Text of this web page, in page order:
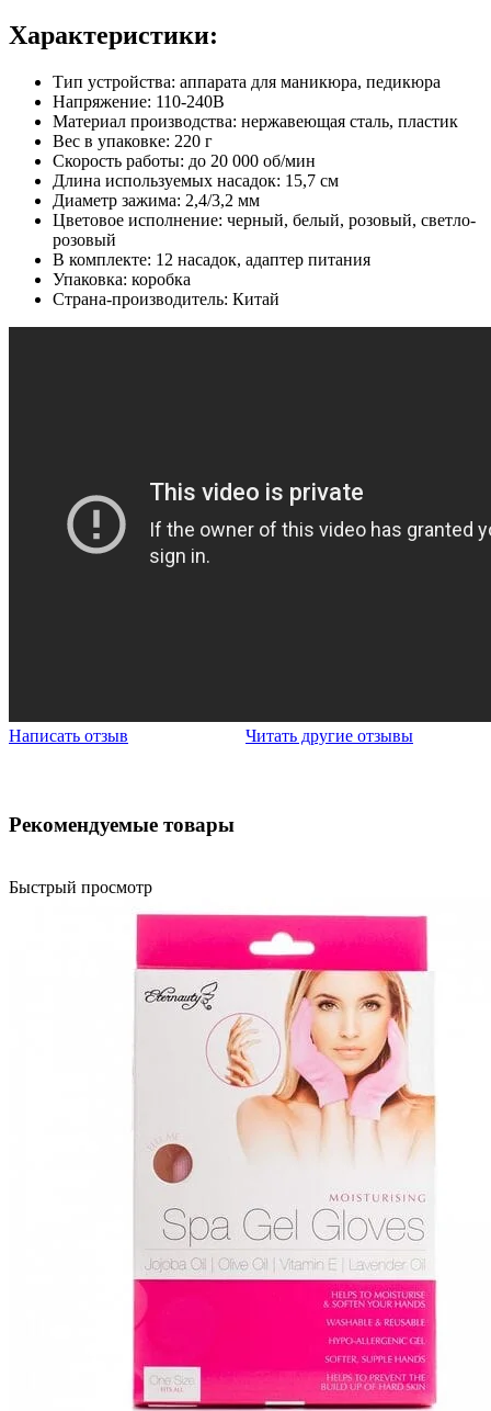
Характеристики:
Тип устройства: аппарата для маникюра, педикюра
Напряжение: 110-240В
Материал производства: нержавеющая сталь, пластик
Вес в упаковке: 220 г
Скорость работы: до 20 000 об/мин
Длина используемых насадок: 15,7 см
Диаметр зажима: 2,4/3,2 мм
Цветовое исполнение: черный, белый, розовый, светло-
розовый
В комплекте: 12 насадок, адаптер питания
Упаковка: коробка
Страна-производитель: Китай
Написать отзыв Читать другие отзывы
Рекомендуемые товары
Быстрый просмотр